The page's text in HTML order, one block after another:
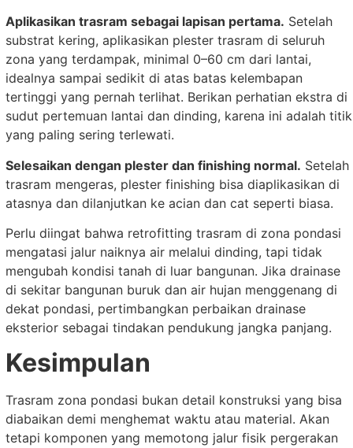
Aplikasikan trasram sebagai lapisan pertama. Setelah
substrat kering, aplikasikan plester trasram di seluruh
zona yang terdampak, minimal 0–60 cm dari lantai,
idealnya sampai sedikit di atas batas kelembapan
tertinggi yang pernah terlihat. Berikan perhatian ekstra di
sudut pertemuan lantai dan dinding, karena ini adalah titik
yang paling sering terlewati.
Selesaikan dengan plester dan finishing normal. Setelah
trasram mengeras, plester finishing bisa diaplikasikan di
atasnya dan dilanjutkan ke acian dan cat seperti biasa.
Perlu diingat bahwa retrofitting trasram di zona pondasi
mengatasi jalur naiknya air melalui dinding, tapi tidak
mengubah kondisi tanah di luar bangunan. Jika drainase
di sekitar bangunan buruk dan air hujan menggenang di
dekat pondasi, pertimbangkan perbaikan drainase
eksterior sebagai tindakan pendukung jangka panjang.
Kesimpulan
Trasram zona pondasi bukan detail konstruksi yang bisa
diabaikan demi menghemat waktu atau material. Akan
tetapi komponen yang memotong jalur fisik pergerakan